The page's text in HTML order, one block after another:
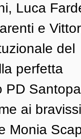
Luca
e
del
perfetta
PD
ai
Monia